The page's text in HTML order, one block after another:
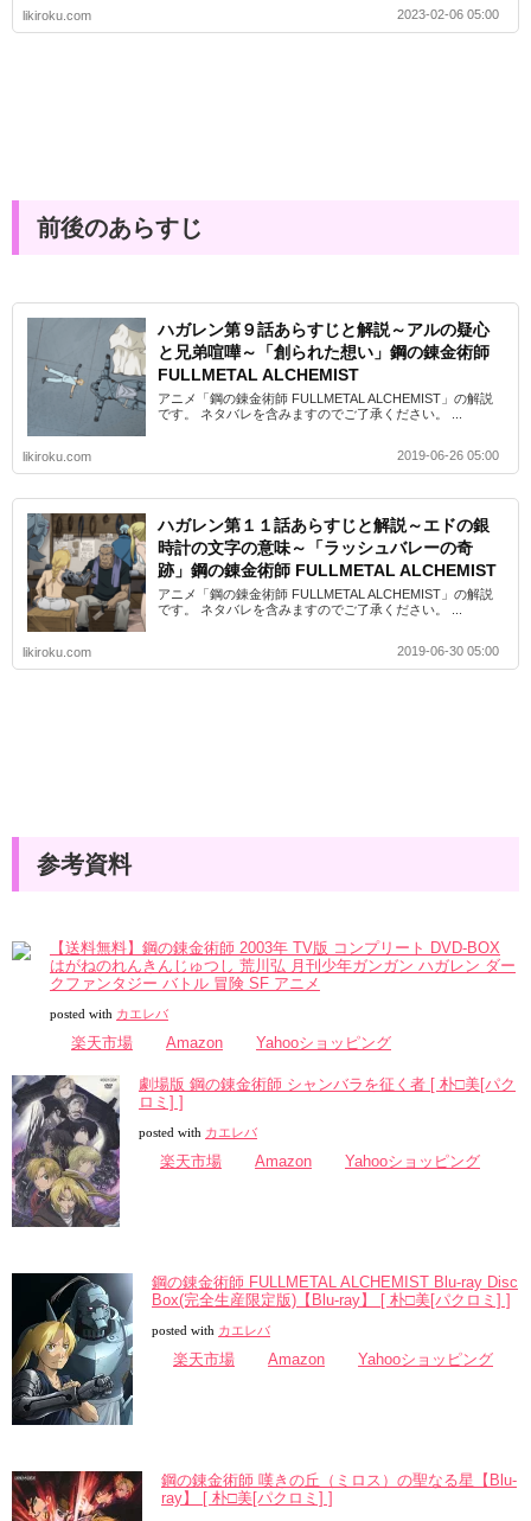
likiroku.com 2023-02-06 05:00
前後のあらすじ
ハガレン第９話あらすじと解説～アルの疑心
と兄弟喧嘩～「創られた想い」鋼の錬金術師
FULLMETAL ALCHEMIST
アニメ「鋼の錬金術師 FULLMETAL ALCHEMIST」の解説
です。 ネタバレを含みますのでご了承ください。 ...
likiroku.com 2019-06-26 05:00
ハガレン第１１話あらすじと解説～エドの銀
時計の文字の意味～「ラッシュバレーの奇
跡」鋼の錬金術師 FULLMETAL ALCHEMIST
アニメ「鋼の錬金術師 FULLMETAL ALCHEMIST」の解説
です。 ネタバレを含みますのでご了承ください。 ...
likiroku.com 2019-06-30 05:00
参考資料
【送料無料】鋼の錬金術師 2003年 TV版 コンプリート DVD-BOX
はがねのれんきんじゅつし 荒川弘 月刊少年ガンガン ハガレン ダー
クファンタジー バトル 冒険 SF アニメ
posted with カエレバ
楽天市場 Amazon Yahooショッピング
劇場版 鋼の錬金術師 シャンバラを征く者 [ 朴□美[パク
ロミ] ]
posted with カエレバ
楽天市場 Amazon Yahooショッピング
鋼の錬金術師 FULLMETAL ALCHEMIST Blu-ray Disc
Box(完全生産限定版)【Blu-ray】 [ 朴□美[パクロミ] ]
posted with カエレバ
楽天市場 Amazon Yahooショッピング
鋼の錬金術師 嘆きの丘（ミロス）の聖なる星【Blu-
ray】 [ 朴□美[パクロミ] ]